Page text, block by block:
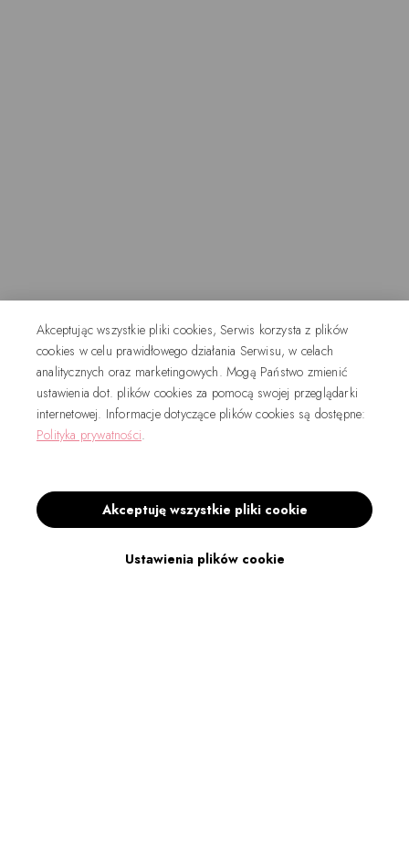
Akceptując wszystkie pliki cookies, Serwis korzysta z plików
cookies w celu prawidłowego działania Serwisu, w celach
analitycznych oraz marketingowych. Mogą Państwo zmienić
ustawienia dot. plików cookies za pomocą swojej przeglądarki
internetowej. Informacje dotyczące plików cookies są dostępne:
Polityka prywatności.
Ustawienia plików cookie
Akceptuję wszystkie pliki cookie